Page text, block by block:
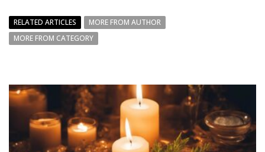
RELATED ARTICLES
MORE FROM AUTHOR
MORE FROM CATEGORY